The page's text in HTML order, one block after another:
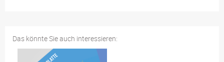
Das könnte Sie auch interessieren: